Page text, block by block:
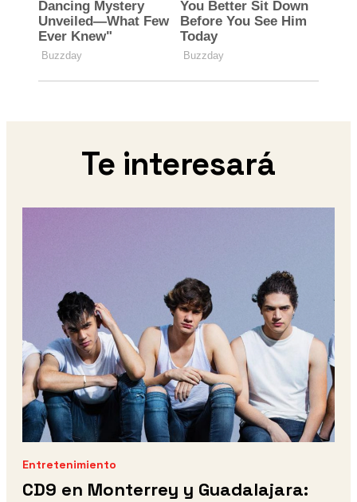
Te interesará
Entretenimiento
CD9 en Monterrey y Guadalajara: